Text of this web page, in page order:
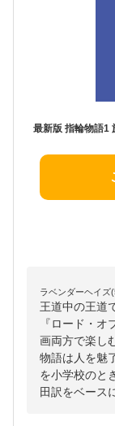
最新版 指輪物語1
ラベンダーヘイズ
王道中の王道
『ロード・
画両方で楽し
物語は人を魅
を小学校のと
田訳をベース